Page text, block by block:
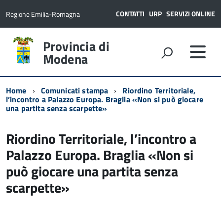
Regione Emilia-Romagna CONTATTI URP SERVIZI ONLINE
Provincia di
Modena
Home Comunicati stampa Riordino Territoriale,
l’incontro a Palazzo Europa. Braglia «Non si può giocare
una partita senza scarpette»
Riordino Territoriale, l’incontro a
Palazzo Europa. Braglia «Non si
può giocare una partita senza
scarpette»